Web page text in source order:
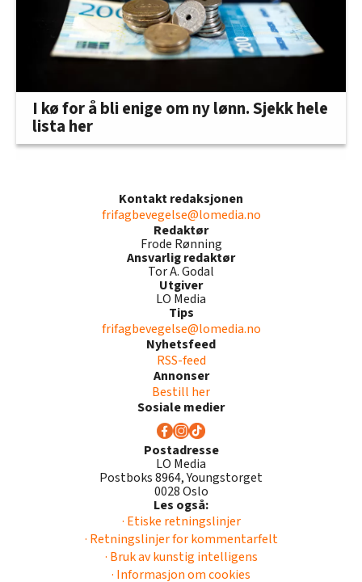
I kø for å bli enige om ny lønn. Sjekk hele
lista her
Kontakt redaksjonen
frifagbevegelse@lomedia.no
Redaktør
Frode Rønning
Ansvarlig redaktør
Tor A. Godal
Utgiver
LO Media
Tips
frifagbevegelse@lomedia.no
Nyhetsfeed
RSS-feed
Annonser
Bestill her
Sosiale medier
Postadresse
LO Media
Postboks 8964, Youngstorget
0028 Oslo
Les også:
· Etiske retningslinjer
· Retningslinjer for kommentarfelt
· Bruk av kunstig intelligens
· Informasjon om cookies